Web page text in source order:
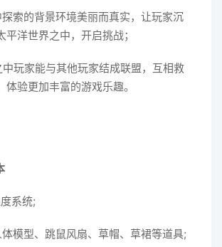
索的背景环境美丽而真实，让玩家沉
平洋世界之中，开启挑战；
玩家能与其他玩家结成联盟，互相救
体验更加丰富的游戏乐趣。
系统;
模型、跳鼠风扇、草帽、草裙等道具;